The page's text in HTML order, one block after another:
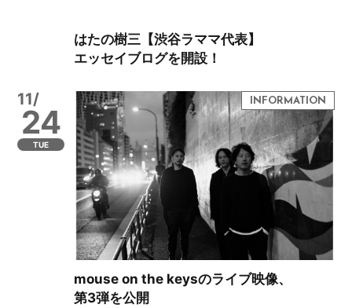
はたの樹三【渋谷ラママ代表】
エッセイブログを開設！
11/
24
TUE
mouse on the keysのライブ映像、
第3弾を公開